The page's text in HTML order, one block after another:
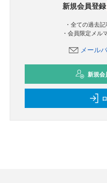
新規会員登録
・全ての過去
・会員限定メル
メール
新規会